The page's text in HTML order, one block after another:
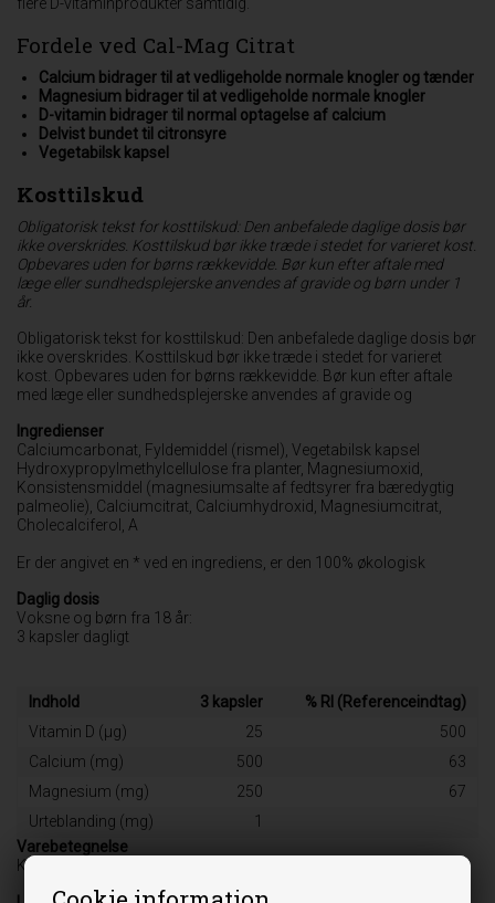
Fordele ved Cal-Mag Citrat
Calcium bidrager til at vedligeholde normale knogler og tænder
Magnesium bidrager til at vedligeholde normale knogler
D-vitamin bidrager til normal optagelse af calcium
Delvist bundet til citronsyre
Vegetabilsk kapsel
Kosttilskud
Obligatorisk tekst for kosttilskud: Den anbefalede daglige dosis bør
ikke overskrides. Kosttilskud bør ikke træde i stedet for varieret kost.
Opbevares uden for børns rækkevidde. Bør kun efter aftale med
læge eller sundhedsplejerske anvendes af gravide og børn under 1
år.
Obligatorisk tekst for kosttilskud: Den anbefalede daglige dosis bør
ikke overskrides. Kosttilskud bør ikke træde i stedet for varieret
kost. Opbevares uden for børns rækkevidde. Bør kun efter aftale
med læge eller sundhedsplejerske anvendes af gravide og
Ingredienser
Calciumcarbonat, Fyldemiddel (rismel), Vegetabilsk kapsel
Hydroxypropylmethylcellulose fra planter, Magnesiumoxid,
Konsistensmiddel (magnesiumsalte af fedtsyrer fra bæredygtig
palmeolie), Calciumcitrat, Calciumhydroxid, Magnesiumcitrat,
Cholecalciferol, A
Er der angivet en * ved en ingrediens, er den 100% økologisk
Daglig dosis
Voksne og børn fra 18 år:
3 kapsler dagligt
Indhold 3 kapsler
% RI (Referenceindtag)
Vitamin D (μg)
25
500
Calcium (mg)
500
63
Magnesium (mg)
250
67
Urteblanding (mg)
1
Varebetegnelse
Kosttilskud